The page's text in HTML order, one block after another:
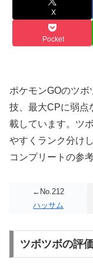
X
Pocket
ポケモンGOのツ
技、最大CPに弱点
載しています。ツ
やすくランク分け
コンプリートの参
←No.212
ハッサム
ツボツボの評